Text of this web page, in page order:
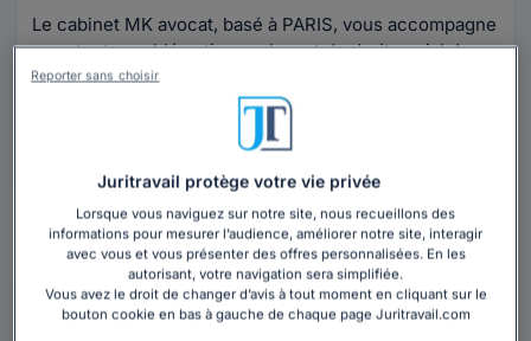
Le cabinet MK avocat, basé à PARIS, vous accompagne
pour toute problématique relevant du droit social dans
le cadre d'un service de conseil,...
Vous souhaitez rencontrer un avocat en
cabinet dans le département Paris ?
Obtenez 3 devis d'avocats près de chez vous
sous 48 heures.
Trouver un avocat
Juritravail protège votre vie privée
Lorsque vous naviguez sur notre site, nous recueillons des
informations pour mesurer l’audience, améliorer notre site, interagir
avec vous et vous présenter des offres personnalisées. En les
autorisant, votre navigation sera simplifiée.
Vous avez le droit de changer d’avis à tout moment en cliquant sur le
bouton cookie en bas à gauche de chaque page Juritravail.com
Reporter sans choisir